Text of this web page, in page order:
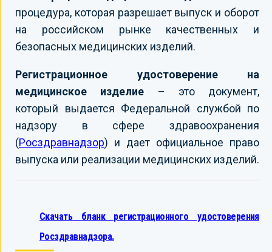
процедура, которая разрешает выпуск и оборот
на российском рынке качественных и
безопасных медицинских изделий.
Регистрационное удостоверение на
медицинское изделие – это документ,
который выдается Федеральной службой по
надзору в сфере здравоохранения
(Росздравнадзор) и дает официальное право
выпуска или реализации медицинских изделий.
Скачать бланк регистрационного удостоверения
Росздравнадзора.